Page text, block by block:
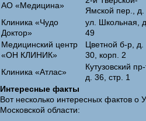
АО «Медицина»
Ямской пер., д.
Клиника «Чудо
Доктор»
ул. Школьная, д.
49
Медицинский центр
«ОН КЛИНИК»
Цветной б-р, д.
30, корп. 2
Клиника «Атлас»
Кутузовский пр-
д. 36, стр. 1
Интересные факты
Вот несколько интересных фактов о
Московской области: